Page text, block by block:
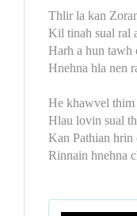
Thlir la kan
Kil tinah sual ral
Harh a hun tawh
Hnehna hla nen
He khawvel thim
Hlau lovin sual
Kan Pathian hrin
Rinnain hnehna